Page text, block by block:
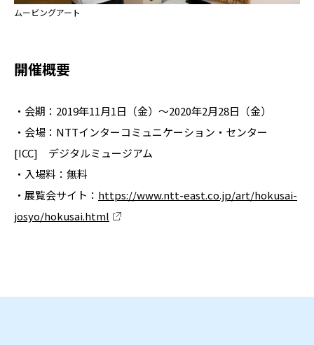
ムービングアート
開催概要
・会期：2019年11月1日（金）～2020年2月28日（金）
・会場：NTTインターコミュニケーション・センター
[ICC] デジタルミュージアム
・入場料：無料
・展覧会サイト： https://www.ntt-east.co.jp/art/hokusai-
josyo/hokusai.html